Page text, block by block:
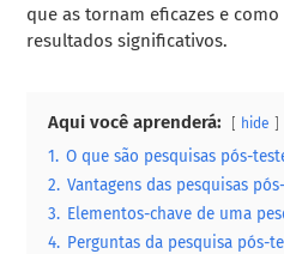
que as tornam eficazes e
resultados significativos.
Aqui você aprenderá: hide
1. O que são pesquisas pós-
2. Vantagens das pesquisas
3. Elementos-chave de uma
4. Perguntas da pesquisa pós-